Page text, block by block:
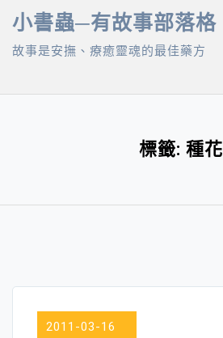
Skip
content
小書蟲─有故事部落格
故事是安撫、療癒靈魂的最佳藥方
標籤: 種花
2011-03-16